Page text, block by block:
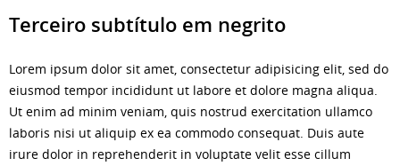
Terceiro subtítulo em negrito
Lorem ipsum dolor sit amet, consectetur adipisicing elit, sed do
eiusmod tempor incididunt ut labore et dolore magna aliqua.
Ut enim ad minim veniam, quis nostrud exercitation ullamco
laboris nisi ut aliquip ex ea commodo consequat. Duis aute
irure dolor in reprehenderit in voluptate velit esse cillum